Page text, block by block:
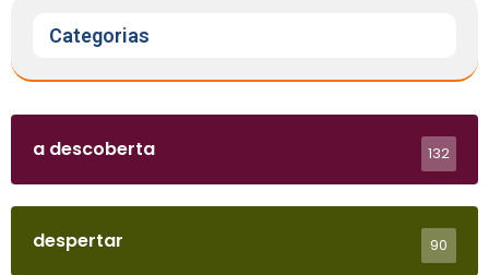
Categorias
a descoberta 132
despertar 90